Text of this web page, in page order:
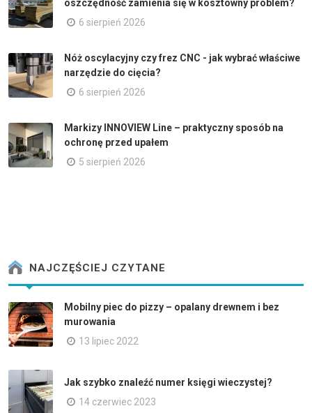
oszczędność zamienia się w kosztowny problem?
6 sierpień 2026
Nóż oscylacyjny czy frez CNC - jak wybrać właściwe
narzędzie do cięcia?
6 sierpień 2026
Markizy INNOVIEW Line – praktyczny sposób na
ochronę przed upałem
5 sierpień 2026
NAJCZĘŚCIEJ CZYTANE
Mobilny piec do pizzy – opalany drewnem i bez
murowania
13 lipiec 2022
Jak szybko znaleźć numer księgi wieczystej?
14 czerwiec 2023